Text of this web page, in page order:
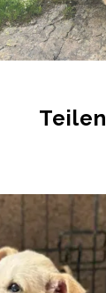
Teilen